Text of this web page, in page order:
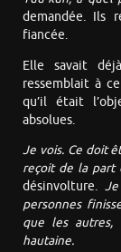
demandée. Ils
fiancée.
Elle savait
ressemblait à
qu’il était
absolues.
Je vois. Ce doit
reçoit de la part
désinvolture.
personnes
que les autres,
hautaine.